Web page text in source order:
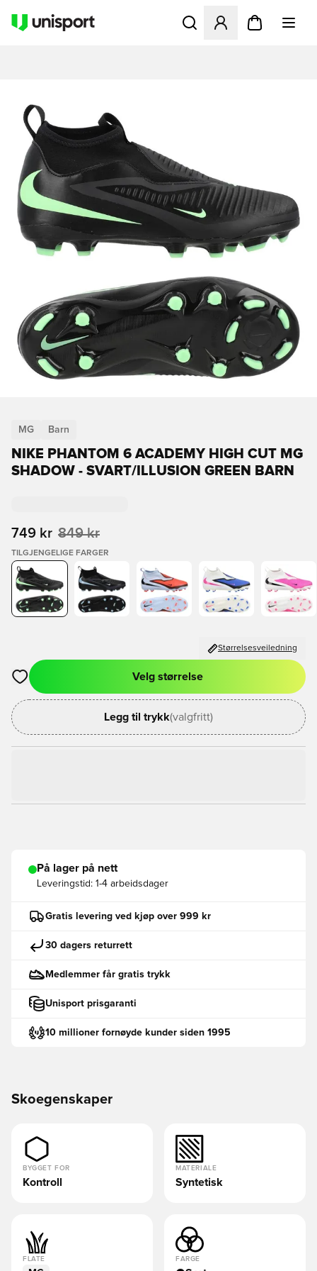
Åpner en Modal for å
MG Barn
NIKE PHANTOM 6 ACADEMY HIGH CUT MG
SHADOW - SVART/ILLUSION GREEN BARN
749 kr 849 kr
TILGJENGELIGE FARGER
Størrelsesveiledning
Åpner en Modal for å logge inn eller registrere deg som
Velg størrelse
Legg til trykk(valgfritt)
På lager på nett
Leveringstid: 1-4 arbeidsdager
Gratis levering ved kjøp over 999 kr
30 dagers returrett
Medlemmer får gratis trykk
Unisport prisgaranti
10 millioner fornøyde kunder siden 1995
Skoegenskaper
BYGGET FOR
Kontroll
MATERIALE
Syntetisk
FLATE FARGE